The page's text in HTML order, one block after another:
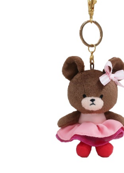
ル・コンサート
コンテンツ(クイズ・